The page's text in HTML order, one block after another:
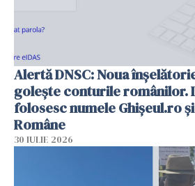
Alertă DNSC: Noua
golește conturile
folosesc numele Ghișeul.ro
Române
30 IULIE 2026